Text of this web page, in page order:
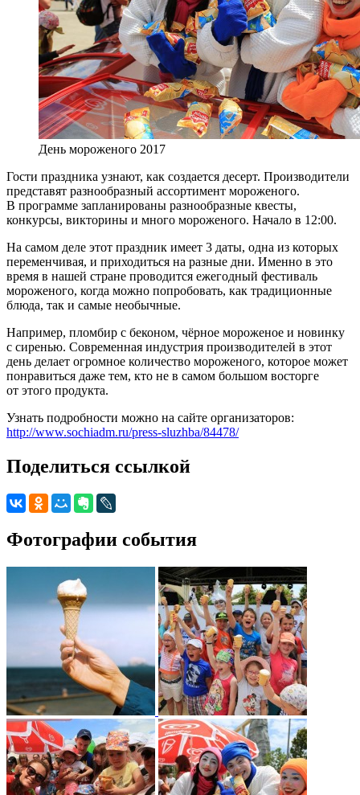
День мороженого 2017
Гости праздника узнают, как создается десерт. Производители
представят разнообразный ассортимент мороженого.
В программе запланированы разнообразные квесты,
конкурсы, викторины и много мороженого. Начало в 12:00.
На самом деле этот праздник имеет 3 даты, одна из которых
переменчивая, и приходиться на разные дни. Именно в это
время в нашей стране проводится ежегодный фестиваль
мороженого, когда можно попробовать, как традиционные
блюда, так и самые необычные.
Например, пломбир с беконом, чёрное мороженое и новинку
с сиренью. Современная индустрия производителей в этот
день делает огромное количество мороженого, которое может
понравиться даже тем, кто не в самом большом восторге
от этого продукта.
Узнать подробности можно на сайте организаторов:
http://www.sochiadm.ru/press-sluzhba/84478/
Поделиться ссылкой
Фотографии события